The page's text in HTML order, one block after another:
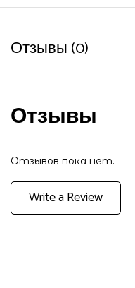
Отзывы (0)
Отзывы
Отзывов пока нет.
Write a Review